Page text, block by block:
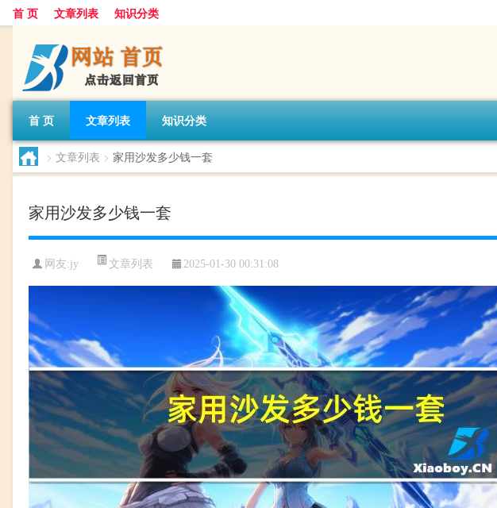
首 页 文章列表 知识分类
首 页 文章列表 知识分类
> 文章列表 > 家用沙发多少钱一套
家用沙发多少钱一套
网友:jy 文章列表 2025-01-30 00:31:08